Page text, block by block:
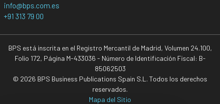
info@bps.com.es
+91 313 79 00
BPS está inscrita en el Registro Mercantil de Madrid, Volumen 24.100,
Folio 172, Página M-433036 - Número de Identificación Fiscal: B-
85062503
© 2026 BPS Business Publications Spain S.L. Todos los derechos
reservados.
Mapa del Sitio